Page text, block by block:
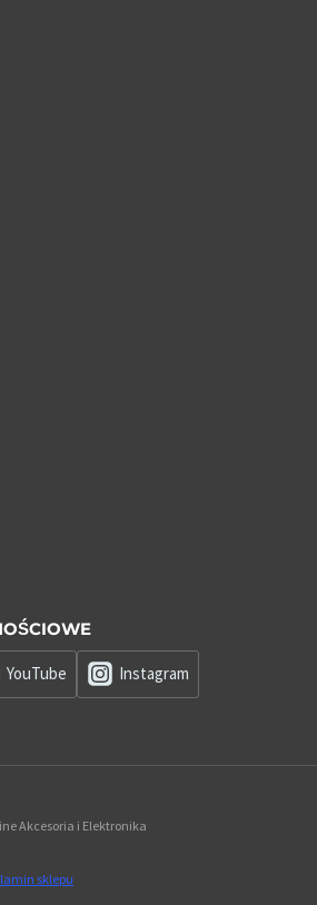
YouTube Instagram
Akcesoria i Elektronika
sklepu